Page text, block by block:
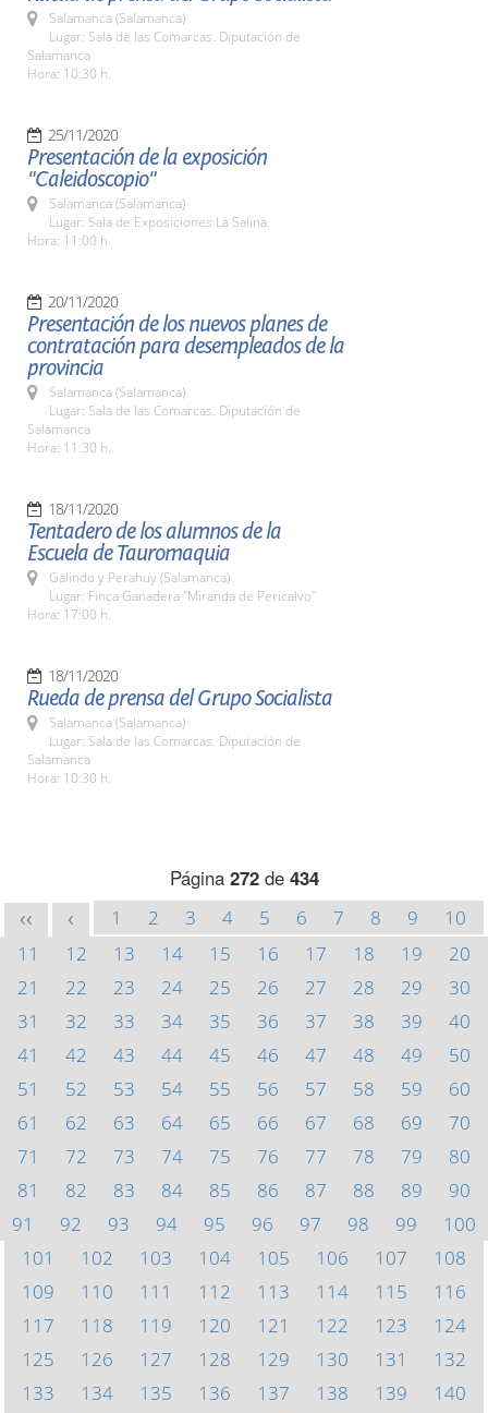
Salamanca (Salamanca)
Lugar: Sala de las Comarcas. Diputación de
Salamanca
Hora: 10:30 h.
25/11/2020
Presentación de la exposición
"Caleidoscopio"
Salamanca (Salamanca)
Lugar: Sala de Exposiciones La Salina.
Hora: 11:00 h.
20/11/2020
Presentación de los nuevos planes de
contratación para desempleados de la
provincia
Salamanca (Salamanca)
Lugar: Sala de las Comarcas. Diputación de
Salamanca
Hora: 11:30 h.
18/11/2020
Tentadero de los alumnos de la
Escuela de Tauromaquia
Galindo y Perahuy (Salamanca)
Lugar: Finca Ganadera "Miranda de Pericalvo"
Hora: 17:00 h.
18/11/2020
Rueda de prensa del Grupo Socialista
Salamanca (Salamanca)
Lugar: Sala de las Comarcas. Diputación de
Salamanca
Hora: 10:30 h.
Página 272de 434
<< < 1 2 3 4 5 6 7 8 9
10
11
12 13 14 15 16 17 18 19
20
21
22 23 24 25 26 27 28 29
30
31
32 33 34 35 36 37 38 39
40
41
42 43 44 45 46 47 48 49
50
51
52 53 54 55 56 57 58 59
60
61
62 63 64 65 66 67 68 69
70
71
72 73 74 75 76 77 78 79
80
81
82 83 84 85 86 87 88 89
90
91
92 93 94 95 96 97 98 99
100
101
102 103 104 105 106 107
108
109
110 111 112 113 114 115
116
117
118 119 120 121 122 123
124
125
126 127 128 129 130 131
132
133
134 135 136 137 138 139
140